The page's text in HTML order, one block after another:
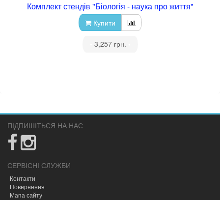
Комплект стендів "Біологія - наука про життя"
Купити
3,257 грн.
ПІДПИШІТЬСЯ НА НАС
СЕРВІСНІ СЛУЖБИ
Контакти
Повернення
Мапа сайту